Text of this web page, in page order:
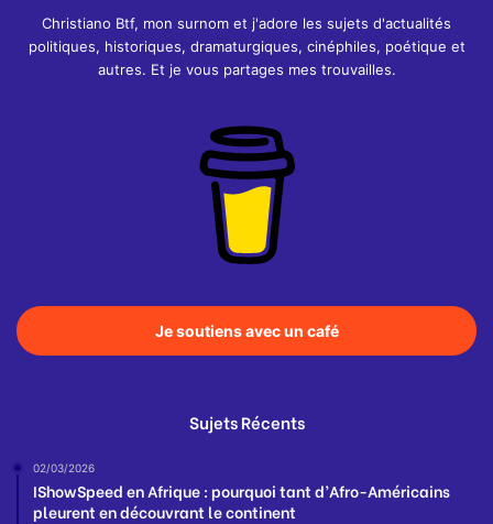
Christiano Btf, mon surnom et j'adore les sujets d'actualités
politiques, historiques, dramaturgiques, cinéphiles, poétique et
autres. Et je vous partages mes trouvailles.
Je soutiens avec un café
Sujets Récents
02/03/2026
IShowSpeed en Afrique : pourquoi tant d’Afro-Américains
pleurent en découvrant le continent